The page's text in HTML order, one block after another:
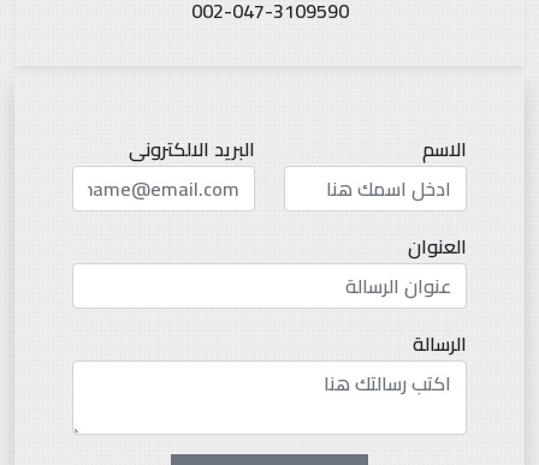
002-047-3109590